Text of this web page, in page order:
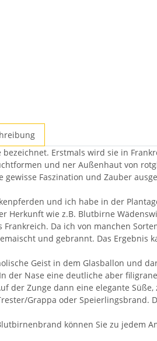
Erstmals wird sie in
und ner Außenhaut von
Faszination und Zauber
und ich habe in der
Herkunft wie z.B. Blutbirne
Frankreich. Da ich von manchen
und gebrannt. Das Ergebnis
Geist in dem Glasballon und
der Nase eine deutliche aber
der Zunge dann eine elegante
Grappa oder Speierlingsbrand.
können Sie zu jedem